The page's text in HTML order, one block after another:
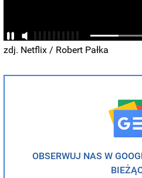
zdj. Netflix / Robert Pałka
OBSERWUJ NAS W